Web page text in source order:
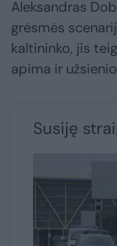
Aleksandras
grėsmės
kaltininko, jis
apima ir
Susiję